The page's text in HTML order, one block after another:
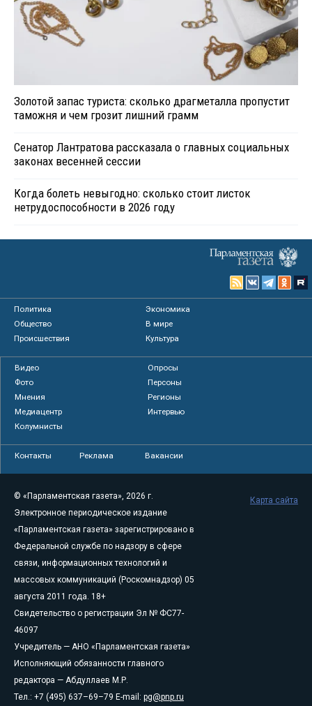
Золотой запас туриста: сколько драгметалла пропустит
таможня и чем грозит лишний грамм
Сенатор Лантратова рассказала о главных социальных
законах весенней сессии
Когда болеть невыгодно: сколько стоит листок
нетрудоспособности в 2026 году
Политика
Экономика
Общество
В мире
Происшествия
Культура
Видео
Опросы
Фото
Персоны
Мнения
Регионы
Медиацентр
Интервью
Колумнисты
Контакты Реклама Вакансии
© «Парламентская газета», 2026 г.
Электронное периодическое издание
«Парламентская газета» зарегистрировано в
Федеральной службе по надзору в сфере
связи, информационных технологий и
массовых коммуникаций (Роскомнадзор) 05
августа 2011 года. 18+
Свидетельство о регистрации Эл № ФС77-
46097
Учредитель — АНО «Парламентская газета»
Исполняющий обязанности главного
редактора — Абдуллаев М.Р.
Тел.: +7 (495) 637–69–79 E-mail: pg@pnp.ru
Карта сайта